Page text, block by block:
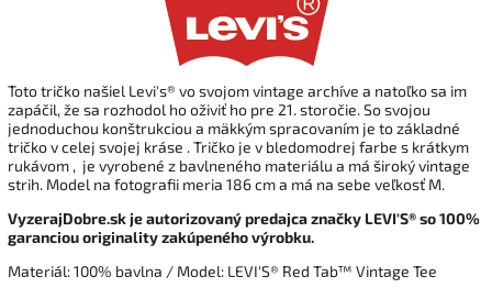
Toto tričko našiel Levi's® vo svojom vintage archíve a natoľko sa im
zapáčil, že sa rozhodol ho oživiť ho pre 21. storočie.So svojou
jednoduchou konštrukciou a mäkkým spracovaním je to základné
tričko v celej svojej kráse .Tričko je v bledomodrej farbe s krátkym
rukávom , je vyrobené z bavlneného materiálu a má široký vintage
strih. Model na fotografii meria 186 cm a má na sebe veľkosť M.
VyzerajDobre.sk je autorizovaný predajca značky LEVI'S® so 100%
garanciou originality zakúpeného výrobku.
Materiál:100% bavlna / Model: LEVI'S® Red Tab™ Vintage Tee